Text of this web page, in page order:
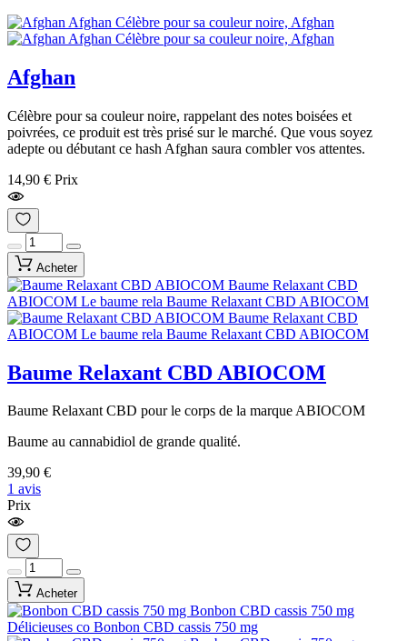
Afghan
Célèbre pour sa couleur noire, rappelant des notes boisées et
poivrées, ce produit est très prisé sur le marché. Que vous soyez
adepte ou débutant ce hash Afghan saura combler vos attentes.
14,90 € Prix
Acheter
Baume Relaxant CBD ABIOCOM
Baume Relaxant CBD pour le corps de la marque ABIOCOM
Baume au cannabidiol de grande qualité.
39,90 €
1 avis
Prix
Acheter